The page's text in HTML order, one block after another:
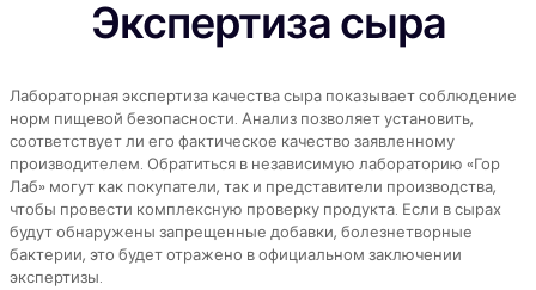
Экспертиза сыра
Лабораторная экспертиза качества сыра показывает соблюдение
норм пищевой безопасности. Анализ позволяет установить,
соответствует ли его фактическое качество заявленному
производителем. Обратиться в независимую лабораторию «Гор
Лаб» могут как покупатели, так и представители производства,
чтобы провести комплексную проверку продукта. Если в сырах
будут обнаружены запрещенные добавки, болезнетворные
бактерии, это будет отражено в официальном заключении
экспертизы.